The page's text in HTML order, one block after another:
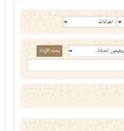
التعريف بالعشر الصغرى